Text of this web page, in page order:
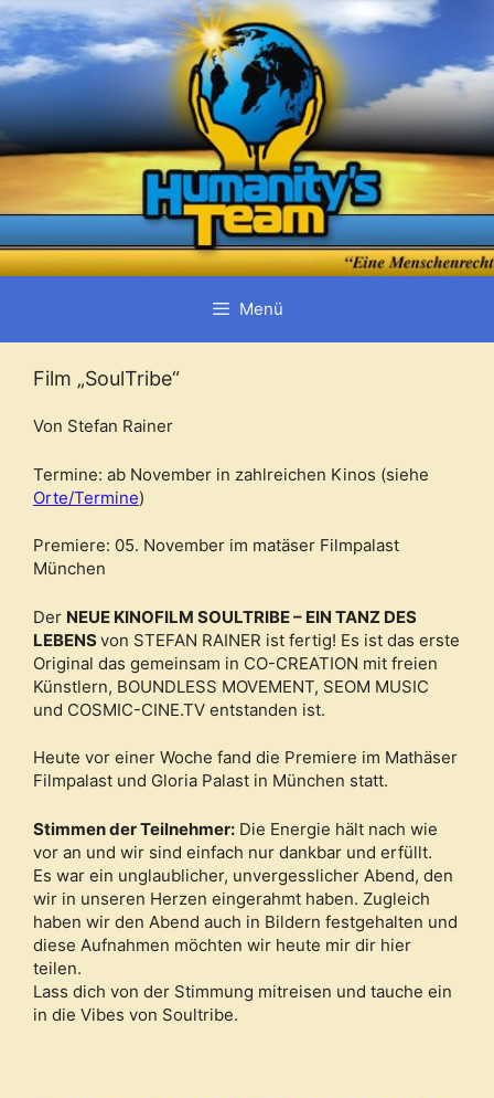
Zum
Inhalt
springen
Menü
Film „SoulTribe“
Von Stefan Rainer
Termine: ab November in zahlreichen Kinos (siehe
Orte/Termine)
Premiere: 05. November im matäser Filmpalast
München
Der NEUE KINOFILM SOULTRIBE – EIN TANZ DES
LEBENSvon STEFAN RAINER ist fertig! Es ist das erste
Original das gemeinsam in CO-CREATION mit freien
Künstlern, BOUNDLESS MOVEMENT, SEOM MUSIC
und COSMIC-CINE.TV entstanden ist.
Heute vor einer Woche fand die Premiere im Mathäser
Filmpalast und Gloria Palast in München statt.
Stimmen der Teilnehmer: Die Energie hält nach wie
vor an und wir sind einfach nur dankbar und erfüllt.
Es war ein unglaublicher, unvergesslicher Abend, den
wir in unseren Herzen eingerahmt haben. Zugleich
haben wir den Abend auch in Bildern festgehalten und
diese Aufnahmen möchten wir heute mir dir hier
teilen.
Lass dich von der Stimmung mitreisen und tauche ein
in die Vibes von Soultribe.